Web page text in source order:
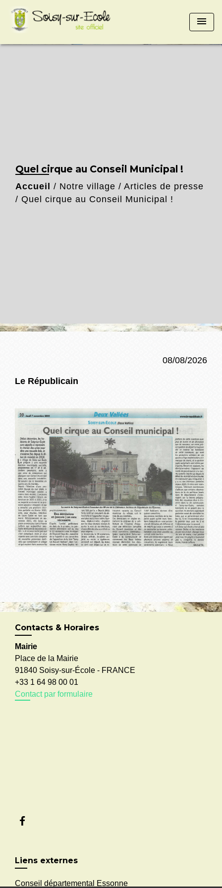
menu
Quel cirque au Conseil Municipal !
Accueil / Notre village / Articles de presse
/ Quel cirque au Conseil Municipal !
08/08/2026
Le Républicain
Contacts & Horaires
Mairie
Place de la Mairie
91840 Soisy-sur-École - FRANCE
+33 1 64 98 00 01
Contact par formulaire
Liens externes
Conseil départemental Essonne